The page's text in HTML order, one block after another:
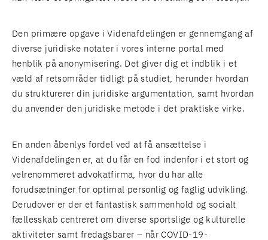
Den primære opgave i Videnafdelingen er gennemgang af
diverse juridiske notater i vores interne portal med
henblik på anonymisering. Det giver dig et indblik i et
væld af retsområder tidligt på studiet, herunder hvordan
du strukturerer din juridiske argumentation, samt hvordan
du anvender den juridiske metode i det praktiske virke.
En anden åbenlys fordel ved at få ansættelse i
Videnafdelingen er, at du får en fod indenfor i et stort og
velrenommeret advokatfirma, hvor du har alle
forudsætninger for optimal personlig og faglig udvikling.
Derudover er der et fantastisk sammenhold og socialt
fællesskab centreret om diverse sportslige og kulturelle
aktiviteter samt fredagsbarer – når COVID-19-